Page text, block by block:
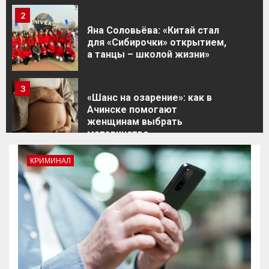
2
Яна Соловьёва: «Китай стал
для «Сибирочки» открытием,
а танцы – школой жизни»
3
«Шанс на озарение»: как в
Ачинске помогают
женщинам выбрать
материнство
4
Ольга Слободян: «Несмотря
на появления домовых чатов
в МАХе, заявки от жителей
там приниматься не будут»
«Мир спасут любовь и…
песня!»: актёры ачинского
КРИМИНАЛ